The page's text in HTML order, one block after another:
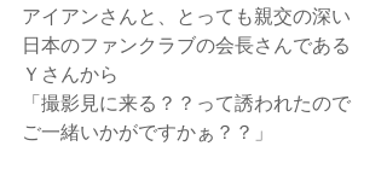
アイアンさんと、とっても親交の深い
日本のファンクラブの会長さんである
Ｙさんから
「撮影見に来る？？って誘われたので
ご一緒いかがですかぁ？？」